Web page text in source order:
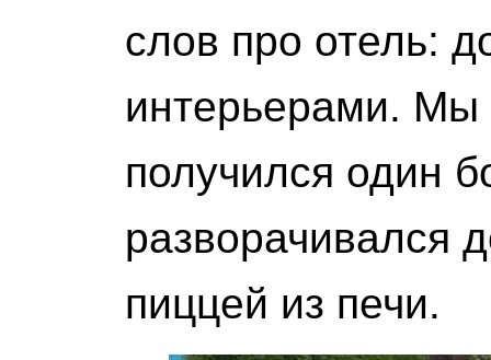
слов про отель:
интерьерами. Мы
получился один
разворачивался
пиццей из печи.